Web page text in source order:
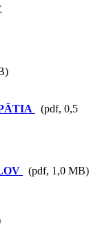
(pdf, 0,5
(pdf, 1,0 MB)